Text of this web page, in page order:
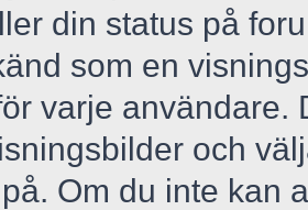
din status på
som en
varje användare.
och
Om du inte kan